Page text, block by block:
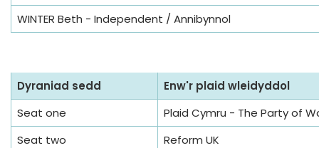
WINTER Beth - Independent / Annibynnol
Dyraniad sedd
Enw'r plaid wleidyddol
Seat one
Plaid Cymru - The Party of
Seat two
Reform UK